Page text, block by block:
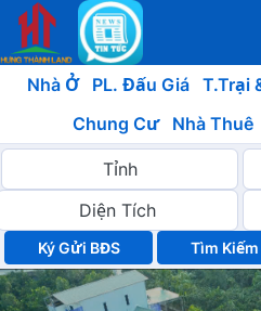
Nhà Ở PL. Đấu Giá T.Trại
Chung Cư
Nhà Thuê
Ký Gửi BĐS